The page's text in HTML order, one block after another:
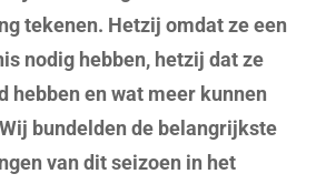
tekenen. Hetzij omdat ze een
nodig hebben, hetzij dat ze
hebben en wat meer kunnen
bundelden de belangrijkste
van dit seizoen in het